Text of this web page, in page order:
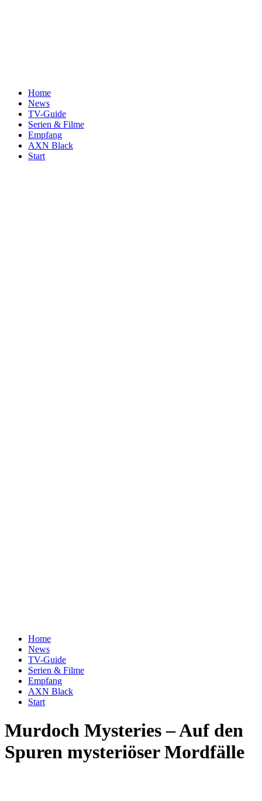
Home
News
TV-Guide
Serien & Filme
Empfang
AXN Black
Start
Home
News
TV-Guide
Serien & Filme
Empfang
AXN Black
Start
Murdoch Mysteries – Auf den
Spuren mysteriöser Mordfälle